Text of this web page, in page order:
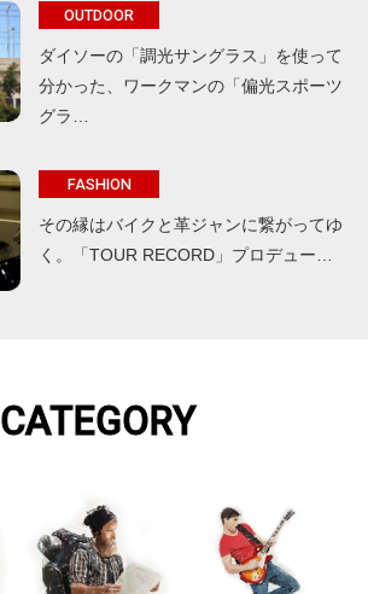
OUTDOOR
ダイソーの「調光サングラス」を使って
分かった、ワークマンの「偏光スポーツ
グラ…
FASHION
その縁はバイクと革ジャンに繋がってゆ
く。「TOUR RECORD」プロデュー…
CATEGORY